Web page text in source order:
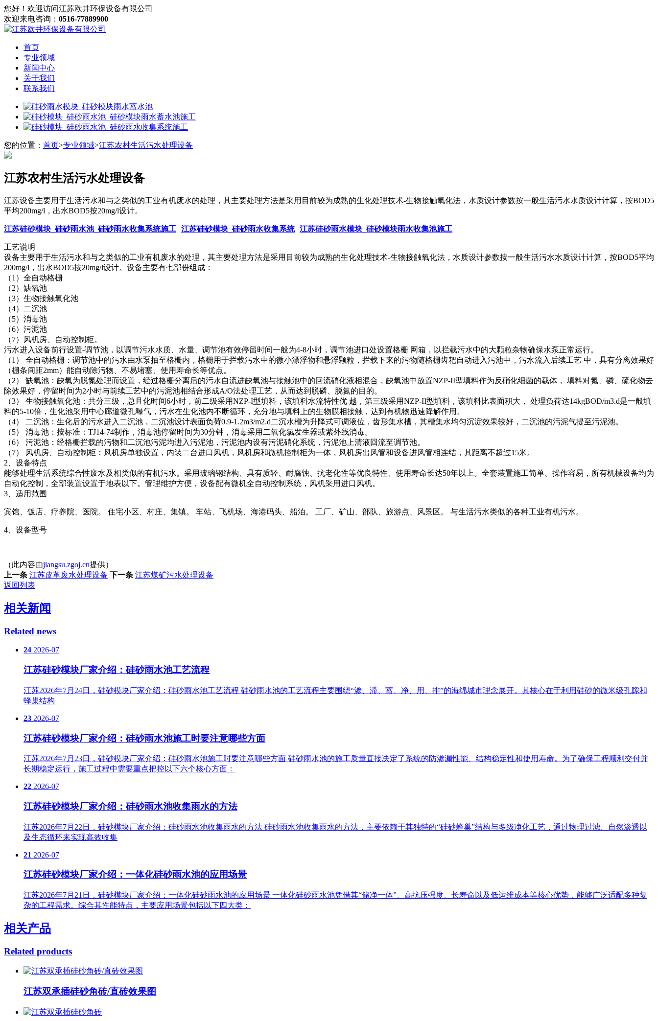
您好！欢迎访问江苏欧井环保设备有限公司
欢迎来电咨询： 0516-77889900
首页
专业领域
新闻中心
关于我们
联系我们
您的位置： 首页>专业领域>江苏农村生活污水处理设备
江苏农村生活污水处理设备
江苏设备主要用于生活污水和与之类似的工业有机废水的处理，其主要处理方法是采用目前较为成熟的生化处理技术-生物接触氧化法，水质设计参数按一般生活污水水质设计计算，按BOD5
平均200mg/l，出水BOD5按20mg/l设计。
江苏硅砂模块_硅砂雨水池_硅砂雨水收集系统施工 江苏硅砂模块_硅砂雨水收集系统 江苏硅砂雨水模块_硅砂模块雨水收集池施工
工艺说明
设备主要用于生活污水和与之类似的工业有机废水的处理，其主要处理方法是采用目前较为成熟的生化处理技术-生物接触氧化法，水质设计参数按一般生活污水水质设计计算，按BOD5平均
200mg/l，出水BOD5按20mg/l设计。设备主要有七部份组成：
（1）全自动格栅
（2）缺氧池
（3）生物接触氧化池
（4）二沉池
（5）消毒池
（6）污泥池
（7）风机房、自动控制柜。
污水进入设备前行设置-调节池，以调节污水水质、水量、调节池有效停留时间一般为4-8小时，调节池进口处设置格栅 网箱，以拦载污水中的大颗粒杂物确保水泵正常运行。
（1） 全自动格栅：调节池中的污水由水泵抽至格栅内，格栅用于拦载污水中的微小漂浮物和悬浮颗粒，拦载下来的污物随格栅齿耙自动进入污池中，污水流入后续工艺 中，具有分离效果好
（栅条间距2mm）能自动除污物、不易堵塞、使用寿命长等优点。
（2） 缺氧池：缺氧为脱氮处理而设置，经过格栅分离后的污水自流进缺氧池与接触池中的回流硝化液相混合，缺氧池中放置NZP-II型填料作为反硝化细菌的载体， 填料对氮、磷、硫化物去
除效果好，停留时间为2小时与前续工艺中的污泥池相结合形成A/O法处理工艺，从而达到脱磷、脱氮的目的。
（3） 生物接触氧化池：共分三级，总且化时间6小时，前二级采用NZP-I型填料，该填料水流特性优 越，第三级采用NZP-II型填料，该填料比表面积大， 处理负荷达14kgBOD/m3.d是一般填
料的5-10倍，生化池采用中心廊道微孔曝气，污水在生化池内不断循环，充分地与填料上的生物膜相接触，达到有机物迅速降解作用。
（4） 二沉池：生化后的污水进入二沉池，二沉池设计表面负荷0.9-1.2m3/m2.d二沉水槽为升降式可调液位，齿形集水槽，其槽集水均匀沉淀效果较好，二沉池的污泥气提至污泥池。
（5） 消毒池：按标准：TJ14-74制作，消毒池停留时间为30分钟，消毒采用二氧化氯发生器或紫外线消毒。
（6） 污泥池：经格栅拦载的污物和二沉池污泥均进入污泥池，污泥池内设有污泥硝化系统，污泥池上清液回流至调节池。
（7） 风机房、自动控制柜：风机房单独设置，内装二台进口风机，风机房和微机控制柜为一体，风机房出风管和设备进风管相连结，其距离不超过15米。
2、设备特点
能够处理生活系统综合性废水及相类似的有机污水。采用玻璃钢结构、具有质轻、耐腐蚀、抗老化性等优良特性、使用寿命长达50年以上。全套装置施工简单、操作容易，所有机械设备均为
自动化控制，全部装置设置于地表以下。管理维护方便，设备配有微机全自动控制系统，风机采用进口风机。
3、适用范围
宾馆、饭店、疗养院、医院。 住宅小区、村庄、集镇。 车站、飞机场、海港码头、船泊。 工厂、矿山、部队、旅游点、风景区。 与生活污水类似的各种工业有机污水。
4、设备型号
（此内容由jiangsu.zgoj.cn提供）
上一条 江苏皮革废水处理设备 下一条 江苏煤矿污水处理设备
返回列表
相关新闻
Related news
24 2026-07
江苏硅砂模块厂家介绍：硅砂雨水池工艺流程
江苏2026年7月24日，硅砂模块厂家介绍：硅砂雨水池工艺流程 硅砂雨水池的工艺流程主要围绕“渗、滞、蓄、净、用、排”的海绵城市理念展开。其核心在于利用硅砂的微米级孔隙和
蜂巢结构
23 2026-07
江苏硅砂模块厂家介绍：硅砂雨水池施工时要注意哪些方面
江苏2026年7月23日，硅砂模块厂家介绍：硅砂雨水池施工时要注意哪些方面 硅砂雨水池的施工质量直接决定了系统的防渗漏性能、结构稳定性和使用寿命。为了确保工程顺利交付并
长期稳定运行，施工过程中需要重点把控以下六个核心方面：
22 2026-07
江苏硅砂模块厂家介绍：硅砂雨水池收集雨水的方法
江苏2026年7月22日，硅砂模块厂家介绍：硅砂雨水池收集雨水的方法 硅砂雨水池收集雨水的方法，主要依赖于其独特的“硅砂蜂巢”结构与多级净化工艺，通过物理过滤、自然渗透以
及生态循环来实现高效收集
21 2026-07
江苏硅砂模块厂家介绍：一体化硅砂雨水池的应用场景
江苏2026年7月21日，硅砂模块厂家介绍：一体化硅砂雨水池的应用场景 一体化硅砂雨水池凭借其“储净一体”、高抗压强度、长寿命以及低运维成本等核心优势，能够广泛适配多种复
杂的工程需求。综合其性能特点，主要应用场景包括以下四大类：
相关产品
Related products
江苏双承插硅砂角砖/直砖效果图